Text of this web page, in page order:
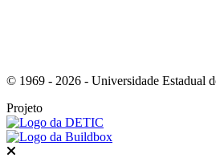
© 1969 - 2026 - Universidade Estadual
Projeto